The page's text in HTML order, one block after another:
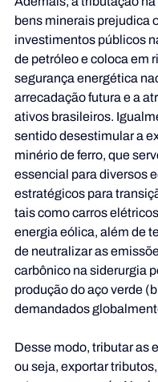
bens minerais prejudica
investimentos públicos
de petróleo e coloca em
segurança energética
arrecadação futura e a
ativos brasileiros.
sentido desestimular a
minério de ferro, que
essencial para diversos
estratégicos para
tais como carros
energia eólica, além de
de neutralizar as
carbônico na siderurgia
produção do aço verde
demandados
Desse modo, tributar as
ou seja, exportar